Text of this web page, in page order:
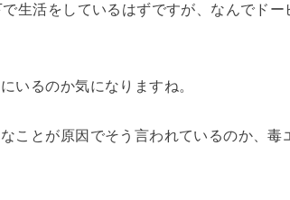
生活をしているはずですが、なんでドー
いるのか気になりますね。
ことが原因でそう言われているのか、毒